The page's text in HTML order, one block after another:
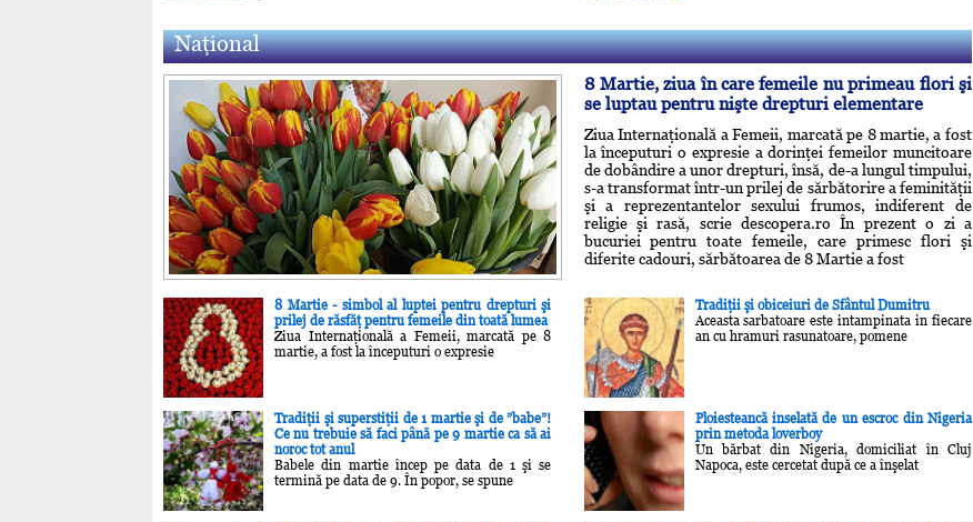
Naţional
8 Martie, ziua în care femeile nu primeau flori şi
se luptau pentru nişte drepturi elementare
Ziua Internaţională a Femeii, marcată pe 8 martie, a fost
la începuturi o expresie a dorinţei femeilor muncitoare
de dobândire a unor drepturi, însă, de-a lungul timpului,
s-a transformat într-un prilej de sărbătorire a feminităţii
şi a reprezentantelor sexului frumos, indiferent de
religie şi rasă, scrie descopera.ro În prezent o zi a
bucuriei pentru toate femeile, care primesc flori şi
diferite cadouri, sărbătoarea de 8 Martie a fost
8 Martie - simbol al luptei pentru drepturi şi
prilej de răsfăţ pentru femeile din toată lumea
Ziua Internaţională a Femeii, marcată pe 8
martie, a fost la începuturi o expresie
Tradiţii şi superstiţii de 1 martie şi de ”babe”!
Ce nu trebuie să faci până pe 9 martie ca să ai
noroc tot anul
Babele din martie încep pe data de 1 şi se
termină pe data de 9. În popor, se spune
Tradiţii şi obiceiuri de Sfântul Dumitru
Aceasta sarbatoare este intampinata in fiecare
an cu hramuri rasunatoare, pomene
Ploiesteancă inselată de un escroc din Nigeria
prin metoda loverboy
Un bărbat din Nigeria, domiciliat în Cluj
Napoca, este cercetat după ce a înşelat